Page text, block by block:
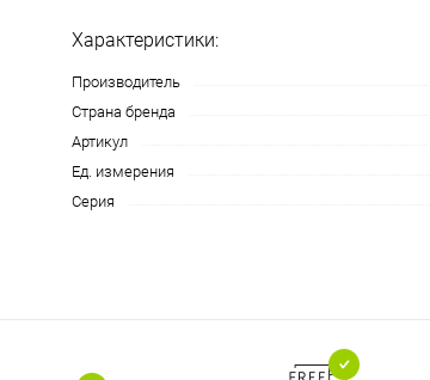
Характеристики:
Производитель
Страна бренда
Артикул
Ед. измерения
Серия